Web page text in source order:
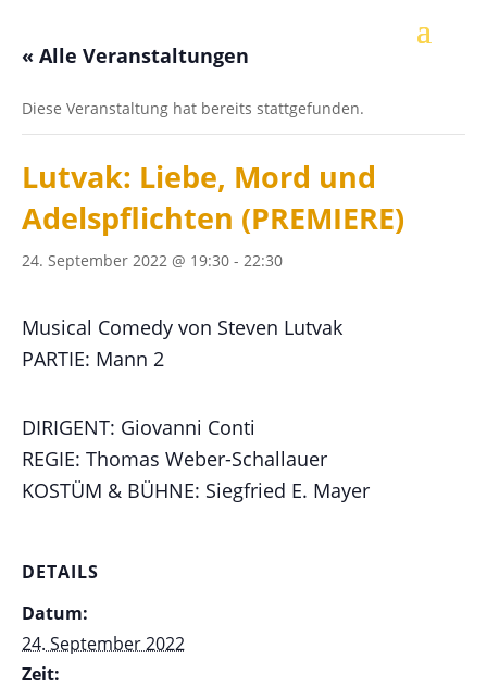
« Alle Veranstaltungen
Diese Veranstaltung hat bereits stattgefunden.
Lutvak: Liebe, Mord und
Adelspflichten (PREMIERE)
24. September 2022 @ 19:30 - 22:30
Musical Comedy von Steven Lutvak
PARTIE: Mann 2
DIRIGENT: Giovanni Conti
REGIE: Thomas Weber-Schallauer
KOSTÜM & BÜHNE: Siegfried E. Mayer
DETAILS
Datum:
24. September 2022
Zeit: